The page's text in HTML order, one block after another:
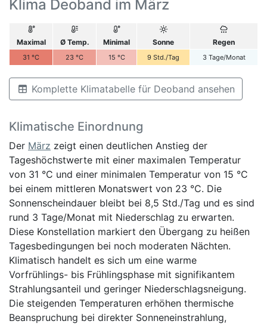
Klima Deoband im März
Maximal Ø Temp. Minimal Sonne Regen
31 °C 23 °C 15 °C 9 Std./Tag 3 Tage/Monat
Komplette Klimatabelle für Deoband ansehen
Klimatische Einordnung
Der März zeigt einen deutlichen Anstieg der
Tageshöchstwerte mit einer maximalen Temperatur
von 31 °C und einer minimalen Temperatur von 15 °C
bei einem mittleren Monatswert von 23 °C. Die
Sonnenscheindauer bleibt bei 8,5 Std./Tag und es sind
rund 3 Tage/Monat mit Niederschlag zu erwarten.
Diese Konstellation markiert den Übergang zu heißen
Tagesbedingungen bei noch moderaten Nächten.
Klimatisch handelt es sich um eine warme
Vorfrühlings- bis Frühlingsphase mit signifikantem
Strahlungsanteil und geringer Niederschlagsneigung.
Die steigenden Temperaturen erhöhen thermische
Beanspruchung bei direkter Sonneneinstrahlung,